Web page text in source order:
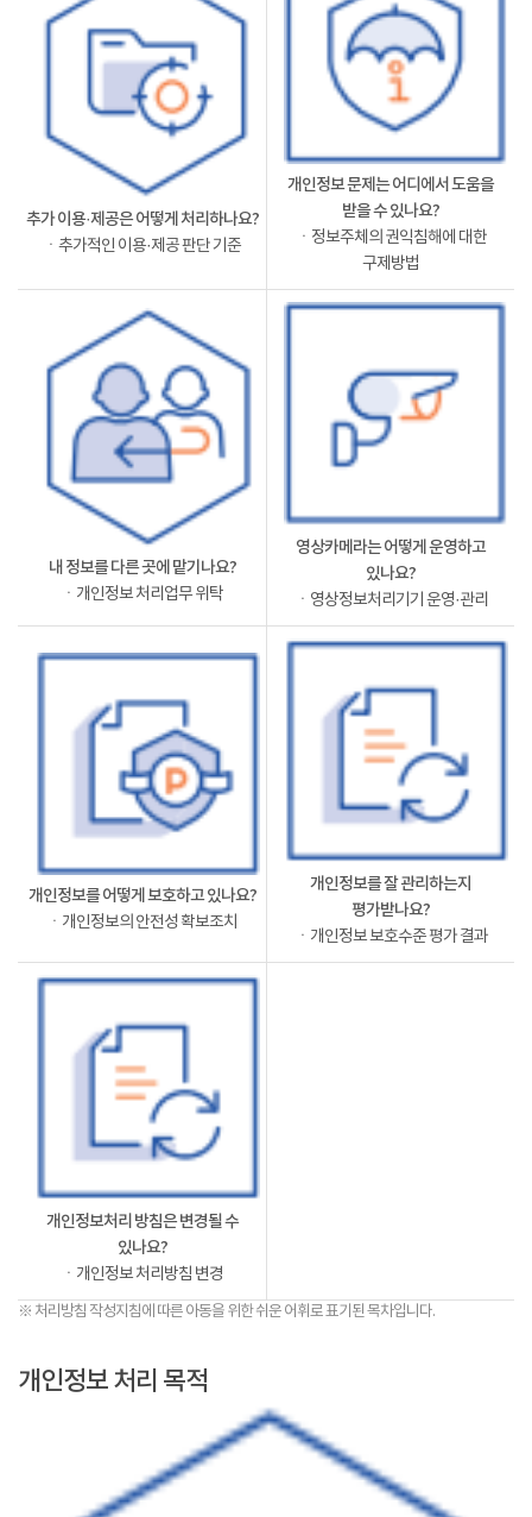
추가 이용·제공은 어떻게 처리하나요?
ㆍ추가적인 이용·제공 판단 기준
개인정보 문제는 어디에서 도움을
받을 수 있나요?
ㆍ정보주체의 권익침해에 대한
구제방법
내 정보를 다른 곳에 맡기나요?
ㆍ개인정보 처리업무 위탁
영상카메라는 어떻게 운영하고
있나요?
ㆍ영상정보처리기기 운영·관리
개인정보를 어떻게 보호하고 있나요?
ㆍ개인정보의 안전성 확보조치
개인정보를 잘 관리하는지
평가받나요?
ㆍ개인정보 보호수준 평가 결과
개인정보처리 방침은 변경될 수
있나요?
ㆍ개인정보 처리방침 변경
※ 처리방침 작성지침에 따른 아동을 위한 쉬운 어휘로 표기된 목차입니다.
개인정보 처리 목적